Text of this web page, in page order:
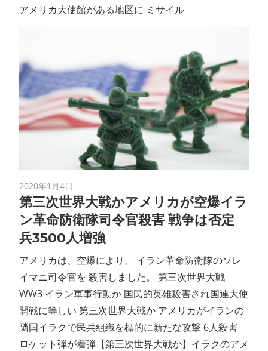
アメリカ大使館がある地区に ミサイル
2020年1月4日
第三次世界大戦かアメリカが空爆イラ
ン革命防衛隊司令官殺害 戦争は否定
兵3500人増強
アメリカは、空爆により、 イラン革命防衛隊のソレ
イマニ司令官を 殺害しました。 第三次世界大戦
WW3 イラン軍事行動か 国民的英雄殺害され国連大使
開戦に等しい 第三次世界大戦か アメリカがイランの
隣国イラクで民兵組織を標的に新たな攻撃 6人殺害
ロケット弾が着弾【第三次世界大戦か】イラクのアメ